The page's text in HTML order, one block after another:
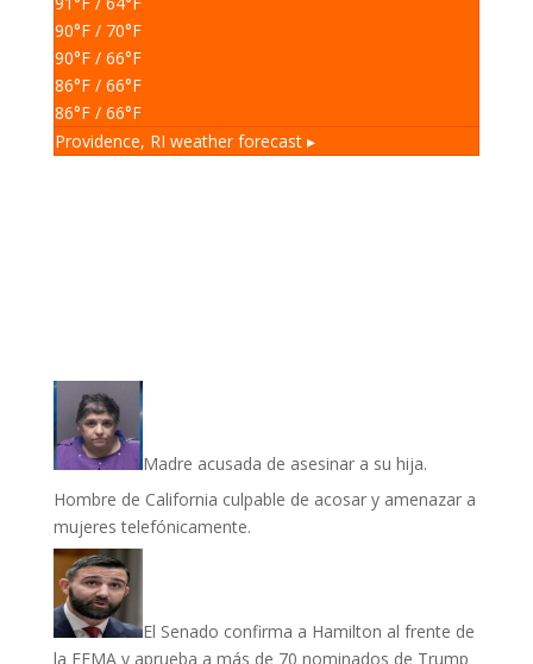
90°F/ 70°F
90°F/ 66°F
86°F/ 66°F
86°F/ 66°F
Providence, RI weather forecast ▸
Madre acusada de asesinar a su hija.
Hombre de California culpable de acosar y amenazar a
mujeres telefónicamente.
El Senado confirma a Hamilton al frente de
la FEMA y aprueba a más de 70 nominados de Trump